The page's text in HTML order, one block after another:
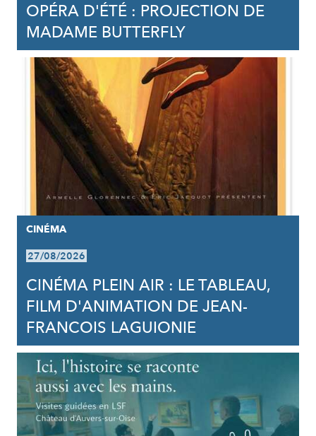
OPÉRA D'ÉTÉ : PROJECTION DE
MADAME BUTTERFLY
CINÉMA
27/08/2026
CINÉMA PLEIN AIR : LE TABLEAU,
FILM D'ANIMATION DE JEAN-
FRANCOIS LAGUIONIE